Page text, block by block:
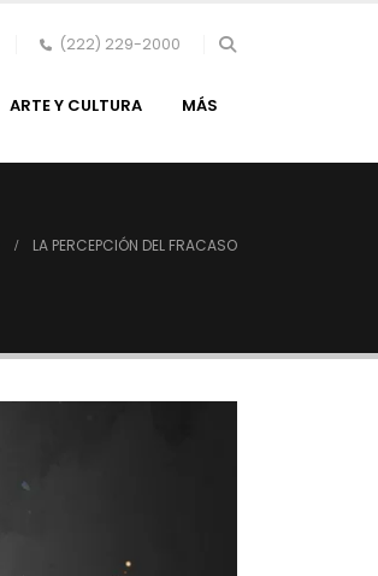
(222) 229-2000
ARTE Y CULTURA MÁS
LA PERCEPCIÓN DEL FRACASO